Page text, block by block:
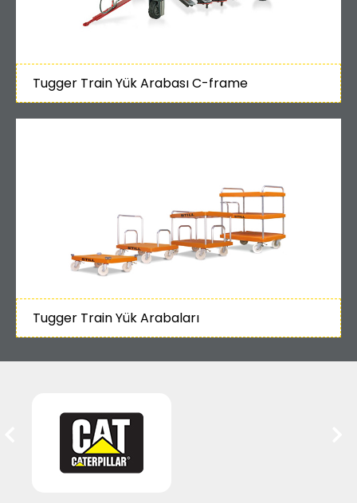
Tugger Train Yük Arabası C-frame
Tugger Train Yük Arabaları